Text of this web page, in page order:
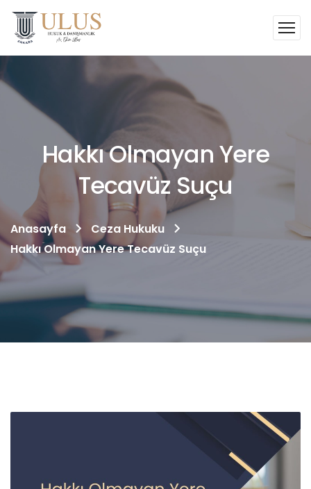
Hakkı Olmayan Yere
Tecavüz Suçu
Anasayfa
Ceza Hukuku
Hakkı Olmayan Yere Tecavüz Suçu